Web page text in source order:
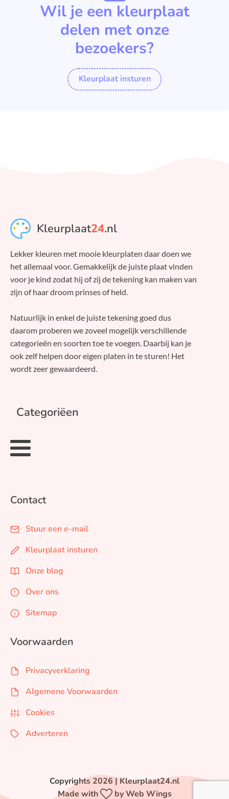
Wil je een kleurplaat
delen met onze
bezoekers?
Kleurplaat insturen
Kleurplaat24.nl
Lekker kleuren met mooie kleurplaten daar doen we
het allemaal voor. Gemakkelijk de juiste plaat vinden
voor je kind zodat hij of zij de tekening kan maken van
zijn of haar droom prinses of held.
Natuurlijk in enkel de juiste tekening goed dus
daarom proberen we zoveel mogelijk verschillende
categorieën en soorten toe te voegen. Daarbij kan je
ook zelf helpen door eigen platen in te sturen! Het
wordt zeer gewaardeerd.
Categoriëen
Contact
Stuur een e-mail
Kleurplaat insturen
Onze blog
Over ons
Sitemap
Voorwaarden
Privacyverklaring
Algemene Voorwaarden
Cookies
Adverteren
Copyrights 2026 | Kleurplaat24.nl
Made with
by Web Wings